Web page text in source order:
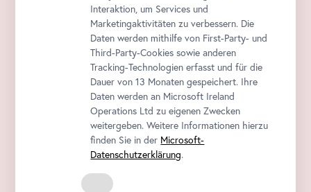
Interaktion, um Services und
Marketingaktivitäten zu verbessern. Die
Daten werden mithilfe von First-Party- und
Third-Party-Cookies sowie anderen
Tracking-Technologien erfasst und für die
Dauer von 13 Monaten gespeichert. Ihre
Daten werden an Microsoft Ireland
Operations Ltd zu eigenen Zwecken
weitergeben. Weitere Informationen hierzu
finden Sie in der Microsoft-
Datenschutzerklärung.